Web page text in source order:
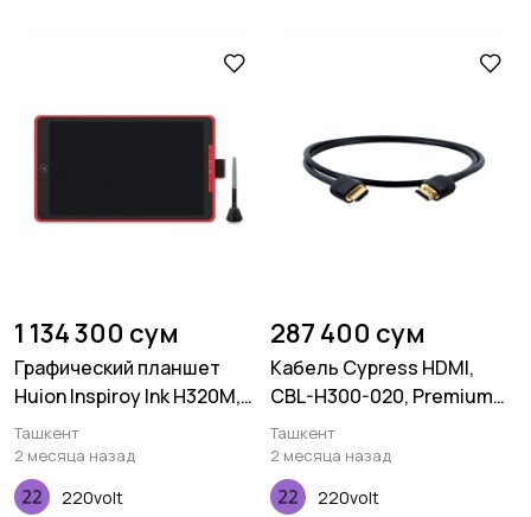
1 134 300 сум
Графический планшет
Huion Inspiroy Ink H320M,
Coral red
Ташкент
2 месяца назад
220volt
287 400 сум
Кабель Cypress HDMI,
CBL-H300-020, Premium
4K, 2.0M, 30AWG
Ташкент
2 месяца назад
220volt